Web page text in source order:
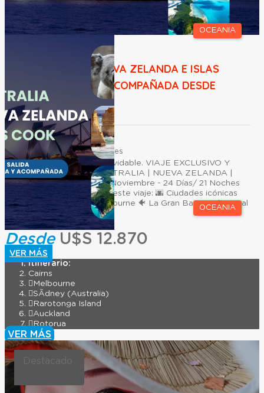
OCEANIA
OCEANIA
AUSTRALIA, NUEVA ZELANDA E ISLAS
COOK | SALIDA ACOMPAÑADA DESDE
ARGENTINA
Duración:
24 Días21Noches
Lejos. Auténtico. Inolvidable. VIAJE EXCLUSIVO Y
ACOMPAÑADO AUSTRALIA | NUEVA ZELANDA |
ISLAS COOK 06 de Noviembre - 24 Días/ 21 Noches
Lo que vas a vivir en este viaje: 🌆 Ciudades icónicas
como Sydney y Melbourne 🐠 La Gran Barrera de Coral
y pai...
Desde U$S 12.870
VER MÁS
Itinerario:
Cairns
Melbourne
SÃ­dney (Australia)
Rarotonga Island
Auckland
Rotorua
VER MÁS
Destacado